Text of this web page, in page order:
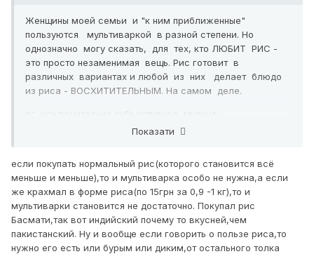
Женщины моей семьи и "к ним приближенные"
пользуются мультиваркой в разной степени. Но
однозначно могу сказать, для тех, кто ЛЮБИТ РИС -
это просто незаменимая вещь. Рис готовит в
различных вариантах и любой из них делает блюдо
из риса - ВОСХИТИТЕЛЬНЫМ. На самом деле.
Показати
если покупать нормальный рис(которого становится всё
меньше и меньше),то и мультиварка особо не нужна,а если
же крахмал в форме риса(по 15грн за 0,9 -1 кг),то и
мультиварки становится не достаточно. Покупал рис
Басмати,так вот индийский почему то вкусней,чем
пакистанский. Ну и вообще если говорить о пользе риса,то
нужно его есть или бурым или диким,от остального толка